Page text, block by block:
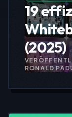
19
(2025)
RONALD